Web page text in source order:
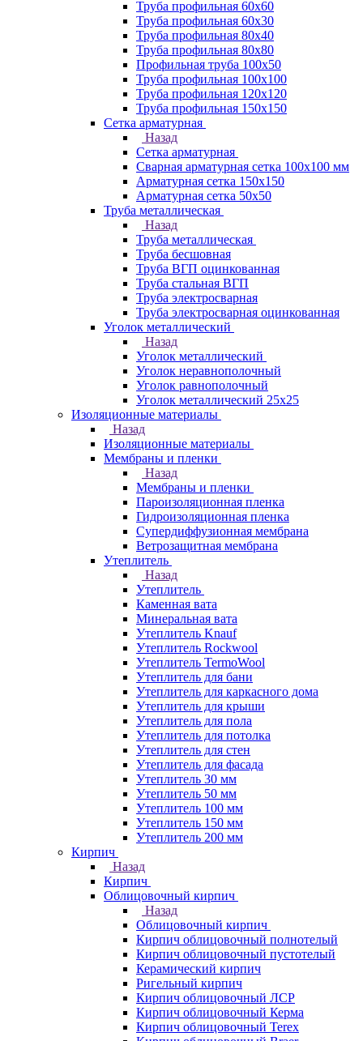
Труба профильная 60x60
Труба профильная 60х30
Труба профильная 80х40
Труба профильная 80х80
Профильная труба 100х50
Труба профильная 100х100
Труба профильная 120х120
Труба профильная 150х150
Сетка арматурная
Назад
Сетка арматурная
Сварная арматурная сетка 100х100 мм
Арматурная сетка 150х150
Арматурная сетка 50х50
Труба металлическая
Назад
Труба металлическая
Труба бесшовная
Труба ВГП оцинкованная
Труба стальная ВГП
Труба электросварная
Труба электросварная оцинкованная
Уголок металлический
Назад
Уголок металлический
Уголок неравнополочный
Уголок равнополочный
Уголок металлический 25х25
Изоляционные материалы
Назад
Изоляционные материалы
Мембраны и пленки
Назад
Мембраны и пленки
Пароизоляционная пленка
Гидроизоляционная пленка
Супердиффузионная мембрана
Ветрозащитная мембрана
Утеплитель
Назад
Утеплитель
Каменная вата
Минеральная вата
Утеплитель Knauf
Утеплитель Rockwool
Утеплитель TermoWool
Утеплитель для бани
Утеплитель для каркасного дома
Утеплитель для крыши
Утеплитель для пола
Утеплитель для потолка
Утеплитель для стен
Утеплитель для фасада
Утеплитель 30 мм
Утеплитель 50 мм
Утеплитель 100 мм
Утеплитель 150 мм
Утеплитель 200 мм
Кирпич
Назад
Кирпич
Облицовочный кирпич
Назад
Облицовочный кирпич
Кирпич облицовочный полнотелый
Кирпич облицовочный пустотелый
Керамический кирпич
Ригельный кирпич
Кирпич облицовочный ЛСР
Кирпич облицовочный Керма
Кирпич облицовочный Terex